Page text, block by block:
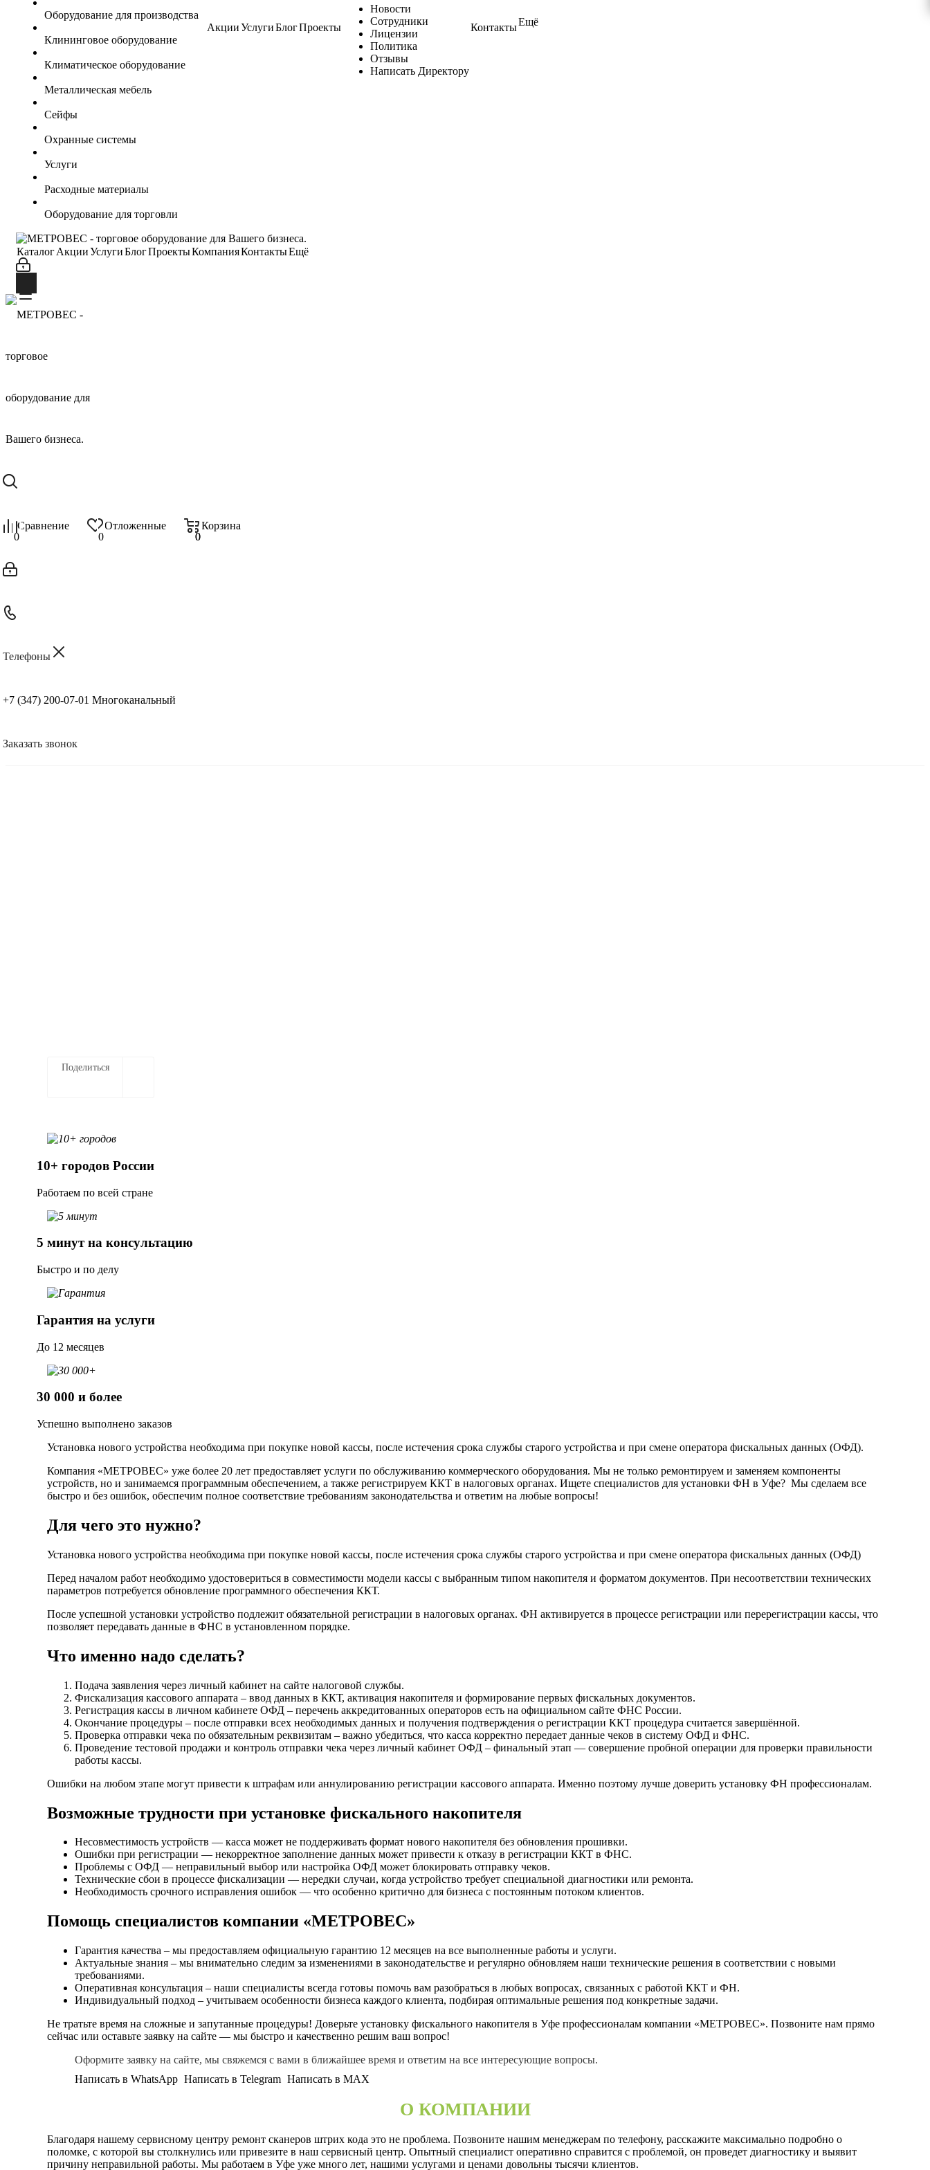
Оборудование для производства
Клининговое оборудование
Климатическое оборудование
Металлическая мебель
Сейфы
Охранные системы
Услуги
Расходные материалы
Оборудование для торговли
АкцииУслугиБлогПроекты
Новости
Сотрудники
Лицензии
Политика
Отзывы
Написать Директору
КонтактыЕщё
КаталогАкцииУслугиБлогПроектыКомпанияКонтактыЕщё
Сравнение
0
Отложенные
0
Корзина
0
0
Телефоны
+7 (347) 200-07-01 Многоканальный
Заказать звонок
Поделиться
10+ городов России
Работаем по всей стране
5 минут на консультацию
Быстро и по делу
Гарантия на услуги
До 12 месяцев
30 000 и более
Успешно выполнено заказов
Установка нового устройства необходима при покупке новой кассы, после истечения срока службы старого устройства и при смене оператора фискальных данных (ОФД).
Компания «МЕТРОВЕС» уже более 20 лет предоставляет услуги по обслуживанию коммерческого оборудования. Мы не только ремонтируем и заменяем компоненты
устройств, но и занимаемся программным обеспечением, а также регистрируем ККТ в налоговых органах. Ищете специалистов для установки ФН в Уфе? Мы сделаем все
быстро и без ошибок, обеспечим полное соответствие требованиям законодательства и ответим на любые вопросы!
Для чего это нужно?
Установка нового устройства необходима при покупке новой кассы, после истечения срока службы старого устройства и при смене оператора фискальных данных (ОФД)
Перед началом работ необходимо удостовериться в совместимости модели кассы с выбранным типом накопителя и форматом документов. При несоответствии технических
параметров потребуется обновление программного обеспечения ККТ.
После успешной установки устройство подлежит обязательной регистрации в налоговых органах. ФН активируется в процессе регистрации или перерегистрации кассы, что
позволяет передавать данные в ФНС в установленном порядке.
Что именно надо сделать?
Подача заявления через личный кабинет на сайте налоговой службы.
Фискализация кассового аппарата – ввод данных в ККТ, активация накопителя и формирование первых фискальных документов.
Регистрация кассы в личном кабинете ОФД – перечень аккредитованных операторов есть на официальном сайте ФНС России.
Окончание процедуры – после отправки всех необходимых данных и получения подтверждения о регистрации ККТ процедура считается завершённой.
Проверка отправки чека по обязательным реквизитам – важно убедиться, что касса корректно передает данные чеков в систему ОФД и ФНС.
Проведение тестовой продажи и контроль отправки чека через личный кабинет ОФД – финальный этап — совершение пробной операции для проверки правильности
работы кассы.
Ошибки на любом этапе могут привести к штрафам или аннулированию регистрации кассового аппарата. Именно поэтому лучше доверить установку ФН профессионалам.
Возможные трудности при установке фискального накопителя
Несовместимость устройств — касса может не поддерживать формат нового накопителя без обновления прошивки.
Ошибки при регистрации — некорректное заполнение данных может привести к отказу в регистрации ККТ в ФНС.
Проблемы с ОФД — неправильный выбор или настройка ОФД может блокировать отправку чеков.
Технические сбои в процессе фискализации — нередки случаи, когда устройство требует специальной диагностики или ремонта.
Необходимость срочного исправления ошибок — что особенно критично для бизнеса с постоянным потоком клиентов.
Помощь специалистов компании «МЕТРОВЕС»
Гарантия качества – мы предоставляем официальную гарантию 12 месяцев на все выполненные работы и услуги.
Актуальные знания – мы внимательно следим за изменениями в законодательстве и регулярно обновляем наши технические решения в соответствии с новыми
требованиями.
Оперативная консультация – наши специалисты всегда готовы помочь вам разобраться в любых вопросах, связанных с работой ККТ и ФН.
Индивидуальный подход – учитываем особенности бизнеса каждого клиента, подбирая оптимальные решения под конкретные задачи.
Не тратьте время на сложные и запутанные процедуры! Доверьте установку фискального накопителя в Уфе профессионалам компании «МЕТРОВЕС». Позвоните нам прямо
сейчас или оставьте заявку на сайте — мы быстро и качественно решим ваш вопрос!
Оформите заявку на сайте, мы свяжемся с вами в ближайшее время и ответим на все интересующие вопросы.
Написать в WhatsApp Написать в Telegram Написать в MAX
О КОМПАНИИ
Благодаря нашему сервисному центру ремонт сканеров штрих кода это не проблема. Позвоните нашим менеджерам по телефону, расскажите максимально подробно о
поломке, с которой вы столкнулись или привезите в наш сервисный центр. Опытный специалист оперативно справится с проблемой, он проведет диагностику и выявит
причину неправильной работы. Мы работаем в Уфе уже много лет, нашими услугами и ценами довольны тысячи клиентов.